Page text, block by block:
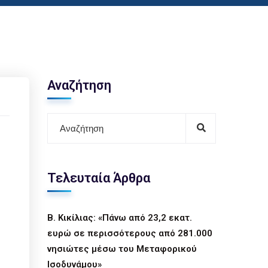
Αναζήτηση
Τελευταία Άρθρα
Β. Κικίλιας: «Πάνω από 23,2 εκατ.
ευρώ σε περισσότερους από 281.000
νησιώτες μέσω του Μεταφορικού
Ισοδυνάμου»